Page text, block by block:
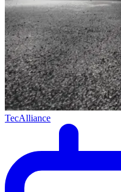
TecAlliance